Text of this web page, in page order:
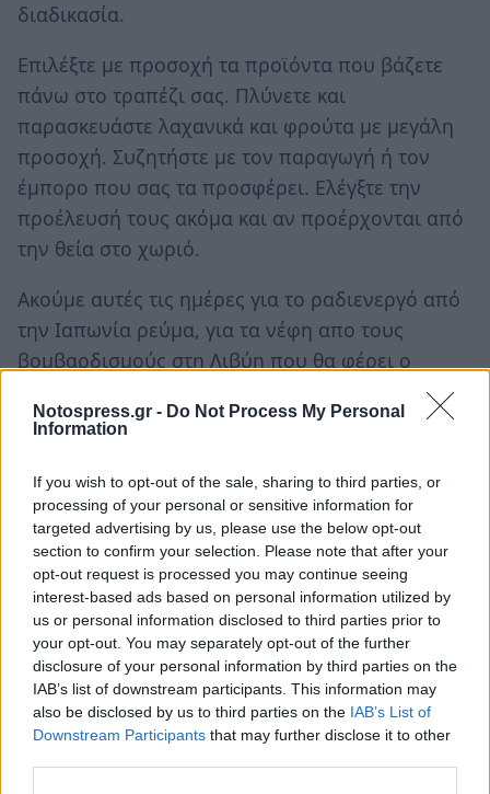
Notospress.gr - Do Not Process My Personal
Information
If you wish to opt-out of the sale, sharing to third parties, or
processing of your personal or sensitive information for
targeted advertising by us, please use the below opt-out
section to confirm your selection. Please note that after your
opt-out request is processed you may continue seeing
interest-based ads based on personal information utilized by
us or personal information disclosed to third parties prior to
your opt-out. You may separately opt-out of the further
disclosure of your personal information by third parties on the
IAB’s list of downstream participants. This information may
also be disclosed by us to third parties on the IAB’s List of
Downstream Participants that may further disclose it to other
διαδικασία.
Επιλέξτε με προσοχή τα προϊόντα που βάζετε
πάνω στο τραπέζι σας. Πλύνετε και
παρασκευάστε λαχανικά και φρούτα με μεγάλη
προσοχή. Συζητήστε με τον παραγωγή ή τον
έμπορο που σας τα προσφέρει. Ελέγξτε την
προέλευσή τους ακόμα και αν προέρχονται από
την θεία στο χωριό.
Ακούμε αυτές τις ημέρες για το ραδιενεργό από
την Ιαπωνία ρεύμα, για τα νέφη απο τους
βομβαρδισμούς στη Λιβύη που θα φέρει ο
ελέγχουν τις λαϊκές και τα καταστήματα
δυσάρεστα, για τους ελεγχόμενους,
αποτελέσματα.
Προσοχή!